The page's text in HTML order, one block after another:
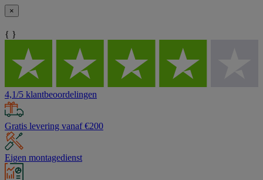
×
{ }
4,1/5 klantbeoordelingen
Gratis levering vanaf €200
Eigen montagedienst